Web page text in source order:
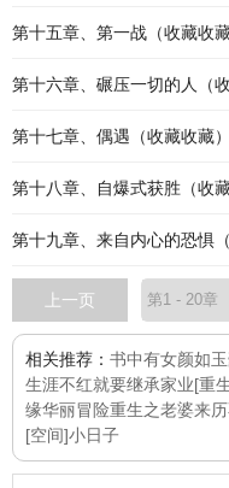
第十五章、第一战（收藏收藏
第十六章、碾压一切的人（收
第十七章、偶遇（收藏收藏）
第十八章、自爆式获胜（收藏
第十九章、来自内心的恐惧
上一页
相关推荐： 书中有女颜如玉
生涯不红就要继承家业[重
缘华丽冒险重生之老婆来
[空间]小日子